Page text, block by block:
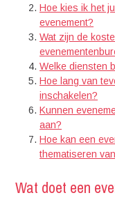
Hoe kies ik het
evenement?
Wat zijn de
Welke diensten
Hoe lang van
inschakelen?
Kunnen
aan?
Hoe kan een
thematiseren
Wat doet een